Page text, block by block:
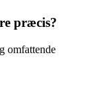
præcis?
omfattende